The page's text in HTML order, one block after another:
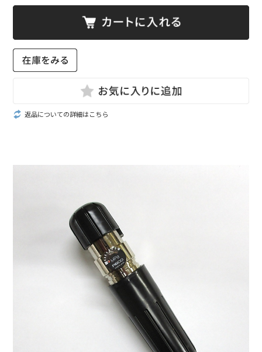
返品についての詳細はこちら